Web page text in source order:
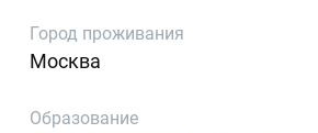
Город проживания
Москва
Образование